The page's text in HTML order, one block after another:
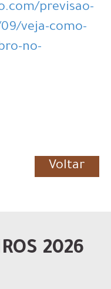
previsao-
veja-como-
no-
Voltar
2026